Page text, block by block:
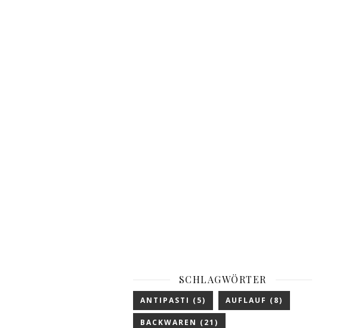
SCHLAGWÖRTER
ANTIPASTI (5) AUFLAUF (8)
BACKWAREN (21)